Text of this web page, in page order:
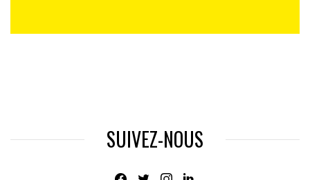
SUIVEZ-NOUS